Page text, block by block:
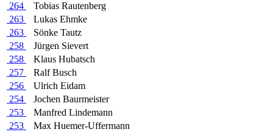
264
Tobias Rautenberg
263
Lukas Ehmke
263
Sönke Tautz
258
Jürgen Sievert
258
Klaus Hubatsch
257
Ralf Busch
256
Ulrich Eidam
254
Jochen Baurmeister
253
Manfred Lindemann
253
Max Huemer-Uffermann